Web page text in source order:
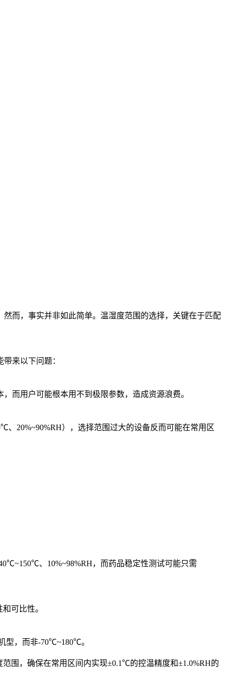
而，事实并非如此简单。温湿度范围的选择，关键在于匹配
来以下问题：
而用户可能根本用不到极限参数，造成资源浪费。
20%~90%RH），选择范围过大的设备反而可能在常用区
、10%~98%RH，而药品稳定性测试可能只需
可比性。
型，而非-70℃~180℃。
围，确保在常用区间内实现±0.1℃的控温精度和±1.0%RH的